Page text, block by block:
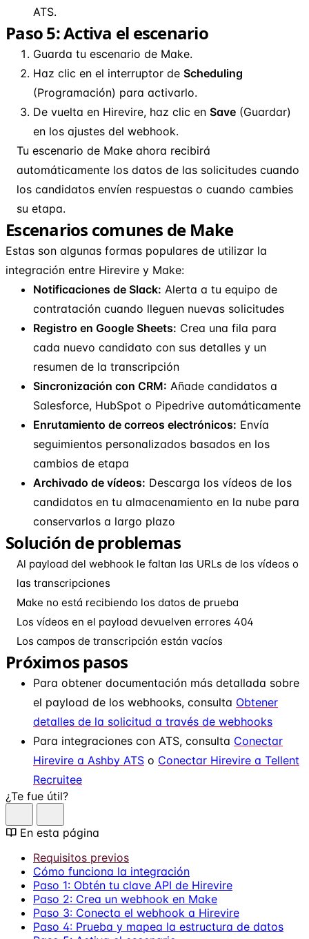
ATS.
Paso 5: Activa el escenario
Guarda tu escenario de Make.
Haz clic en el interruptor de Scheduling
(Programación) para activarlo.
De vuelta en Hirevire, haz clic en Save (Guardar)
en los ajustes del webhook.
Tu escenario de Make ahora recibirá
automáticamente los datos de las solicitudes cuando
los candidatos envíen respuestas o cuando cambies
su etapa.
Escenarios comunes de Make
Estas son algunas formas populares de utilizar la
integración entre Hirevire y Make:
Notificaciones de Slack: Alerta a tu equipo de
contratación cuando lleguen nuevas solicitudes
Registro en Google Sheets: Crea una fila para
cada nuevo candidato con sus detalles y un
resumen de la transcripción
Sincronización con CRM: Añade candidatos a
Salesforce, HubSpot o Pipedrive automáticamente
Enrutamiento de correos electrónicos: Envía
seguimientos personalizados basados en los
cambios de etapa
Archivado de vídeos: Descarga los vídeos de los
candidatos en tu almacenamiento en la nube para
conservarlos a largo plazo
Solución de problemas
Al payload del webhook le faltan las URLs de los vídeos o
las transcripciones
Make no está recibiendo los datos de prueba
Los vídeos en el payload devuelven errores 404
Los campos de transcripción están vacíos
Próximos pasos
Para obtener documentación más detallada sobre
el payload de los webhooks, consulta Obtener
detalles de la solicitud a través de webhooks
Para integraciones con ATS, consulta Conectar
Hirevire a Ashby ATS o Conectar Hirevire a Tellent
Recruitee
¿Te fue útil?
En esta página
Requisitos previos
Cómo funciona la integración
Paso 1: Obtén tu clave API de Hirevire
Paso 2: Crea un webhook en Make
Paso 3: Conecta el webhook a Hirevire
Paso 4: Prueba y mapea la estructura de datos